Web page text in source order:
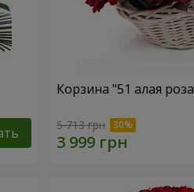
Корзина "51 алая
5 713 грн